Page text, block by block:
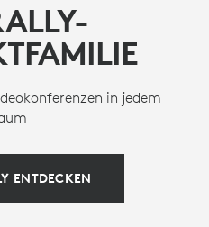
in jedem
ENTDECKEN